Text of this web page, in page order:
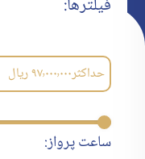
فیلترها:
حداکثر۹۷٬۰۰۰٬۰۰۰ریال
ساعت پرواز: